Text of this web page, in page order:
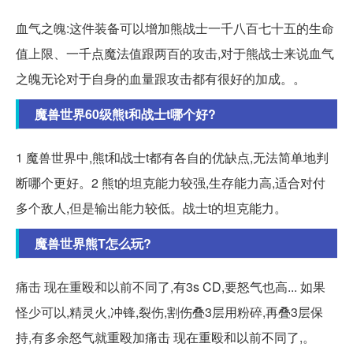
血气之魄:这件装备可以增加熊战士一千八百七十五的生命
值上限、一千点魔法值跟两百的攻击,对于熊战士来说血气
之魄无论对于自身的血量跟攻击都有很好的加成。。
魔兽世界60级熊t和战士t哪个好?
1 魔兽世界中,熊t和战士t都有各自的优缺点,无法简单地判
断哪个更好。2 熊t的坦克能力较强,生存能力高,适合对付
多个敌人,但是输出能力较低。战士t的坦克能力。
魔兽世界熊T怎么玩?
痛击 现在重殴和以前不同了,有3s CD,要怒气也高... 如果
怪少可以,精灵火,冲锋,裂伤,割伤叠3层用粉碎,再叠3层保
持,有多余怒气就重殴加痛击 现在重殴和以前不同了,。